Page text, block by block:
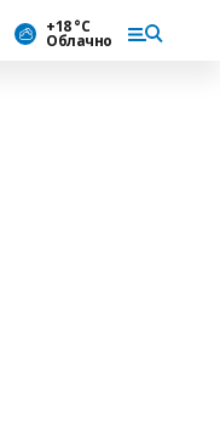
+18 °С
Облачно